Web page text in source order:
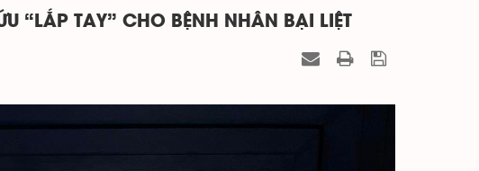
“LẮP TAY” CHO BỆNH NHÂN BẠI LIỆT